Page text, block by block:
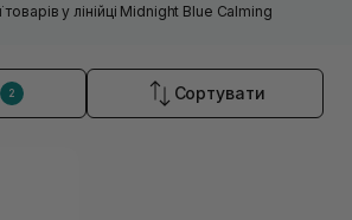
товарів у лінійці Midnight Blue Calming
2 Сортувати